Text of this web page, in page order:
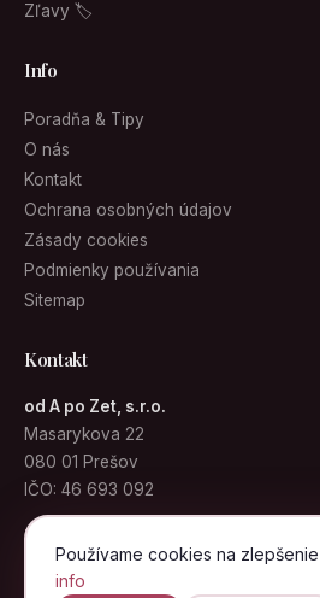
Používame cookies na
info
Zľavy 🏷
Info
Poradňa & Tipy
O nás
Kontakt
Ochrana osobných údajov
Zásady cookies
Podmienky používania
Sitemap
Kontakt
od A po Zet, s.r.o.
Masarykova 22
080 01 Prešov
IČO: 46 693 092
info@kabelky.sk